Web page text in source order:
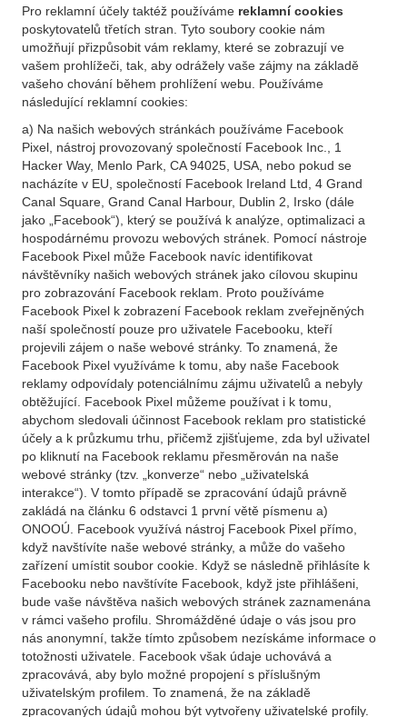
Pro reklamní účely taktéž používáme reklamní cookies
poskytovatelů třetích stran. Tyto soubory cookie nám
umožňují přizpůsobit vám reklamy, které se zobrazují ve
vašem prohlížeči, tak, aby odrážely vaše zájmy na základě
vašeho chování během prohlížení webu. Používáme
následující reklamní cookies:
a) Na našich webových stránkách používáme Facebook
Pixel, nástroj provozovaný společností Facebook Inc., 1
Hacker Way, Menlo Park, CA 94025, USA, nebo pokud se
nacházíte v EU, společností Facebook Ireland Ltd, 4 Grand
Canal Square, Grand Canal Harbour, Dublin 2, Irsko (dále
jako „Facebook“), který se používá k analýze, optimalizaci a
hospodárnému provozu webových stránek. Pomocí nástroje
Facebook Pixel může Facebook navíc identifikovat
návštěvníky našich webových stránek jako cílovou skupinu
pro zobrazování Facebook reklam. Proto používáme
Facebook Pixel k zobrazení Facebook reklam zveřejněných
naší společností pouze pro uživatele Facebooku, kteří
projevili zájem o naše webové stránky. To znamená, že
Facebook Pixel využíváme k tomu, aby naše Facebook
reklamy odpovídaly potenciálnímu zájmu uživatelů a nebyly
obtěžující. Facebook Pixel můžeme používat i k tomu,
abychom sledovali účinnost Facebook reklam pro statistické
účely a k průzkumu trhu, přičemž zjišťujeme, zda byl uživatel
po kliknutí na Facebook reklamu přesměrován na naše
webové stránky (tzv. „konverze“ nebo „uživatelská
interakce“). V tomto případě se zpracování údajů právně
zakládá na článku 6 odstavci 1 první větě písmenu a)
ONOOÚ. Facebook využívá nástroj Facebook Pixel přímo,
když navštívíte naše webové stránky, a může do vašeho
zařízení umístit soubor cookie. Když se následně přihlásíte k
Facebooku nebo navštívíte Facebook, když jste přihlášeni,
bude vaše návštěva našich webových stránek zaznamenána
v rámci vašeho profilu. Shromážděné údaje o vás jsou pro
nás anonymní, takže tímto způsobem nezískáme informace o
totožnosti uživatele. Facebook však údaje uchovává a
zpracovává, aby bylo možné propojení s příslušným
uživatelským profilem. To znamená, že na základě
zpracovaných údajů mohou být vytvořeny uživatelské profily.